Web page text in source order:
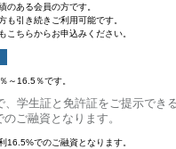
のある会員の方です。
も引き続きご利用可能です。
こちらからお申込みください。
～16.5％です。
、学生証と免許証をご提示でき
のご融資となります。
16.5%でのご融資となります。